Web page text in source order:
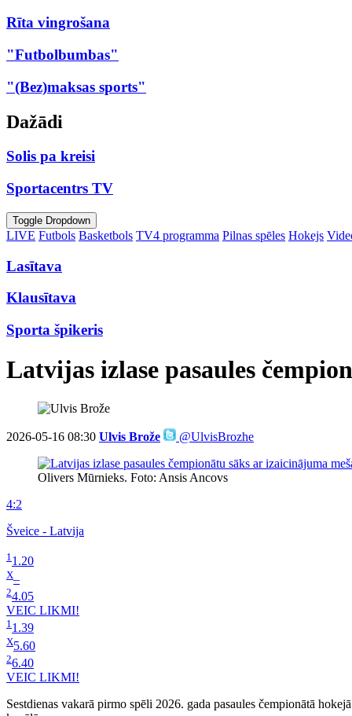
Rīta vingrošana
"Futbolbumbas"
"(Bez)maksas sports"
Dažādi
Solis pa kreisi
Sportacentrs TV
Toggle Dropdown
LIVE Futbols Basketbols TV4 programma Pilnas spēles Hokejs
Lasītava
Klausītava
Sporta špikeris
Latvijas izlase pasaules
2026-05-16 08:30 Ulvis Brože @UlvisBrozhe
Olivers Mūrnieks. Foto: Ansis Ancovs
4:2
Šveice - Latvija
1 1.20
X–
24.05
VEIC LIKMI!
1 1.39
X5.60
26.40
VEIC LIKMI!
Sestdienas vakarā pirmo spēli 2026. gada pasaules čempionātā